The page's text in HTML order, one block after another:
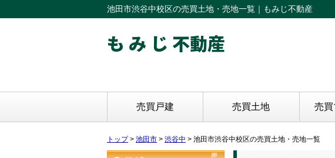
池田市渋谷中校区の売買土地・売地一覧｜もみじ不動産
も み じ 不動産
売買戸建 売買土地 売買
トップ> 池田市 > 渋谷中 > 池田市渋谷中校区の売買土地・売地一覧